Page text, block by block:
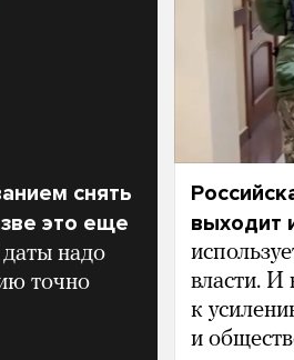
снять
это еще
надо
точно
выходит
власти. И
к
и